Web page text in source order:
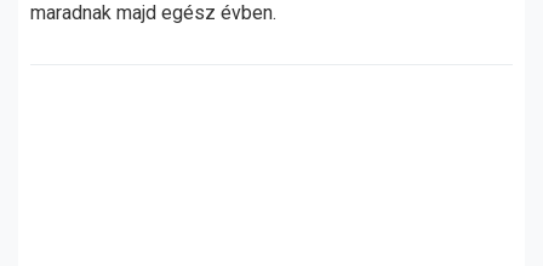
maradnak majd egész évben.